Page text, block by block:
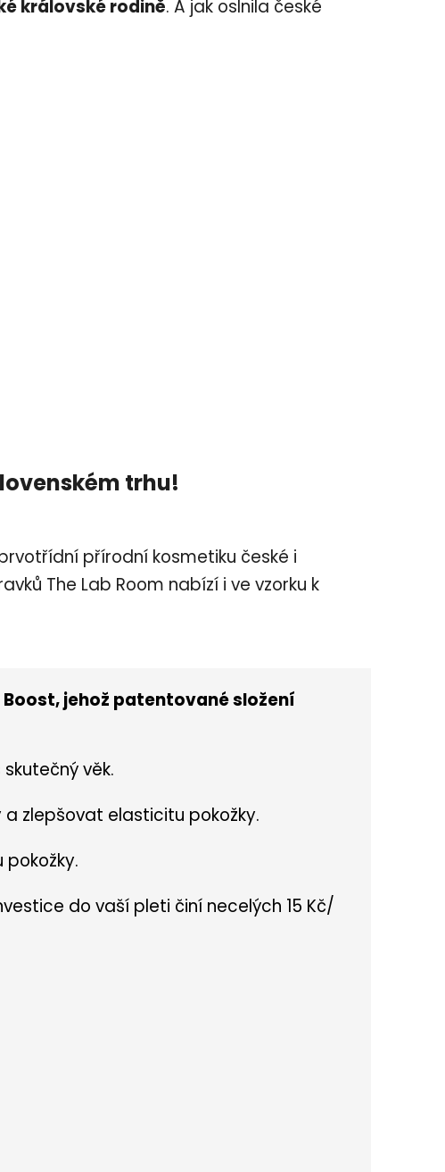
královské rodině. A jak oslnila české
trhu!
přírodní kosmetiku české i
The Lab Room nabízí i ve vzorku k
jehož patentované složení
věk.
zlepšovat elasticitu pokožky.
do vaší pleti činí necelých 15 Kč/